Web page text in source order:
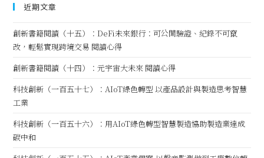
近期文章
創新書籍閱讀（十五）：DeFi未來銀行：可公開驗證、紀錄不可竄
改，輕鬆實現跨境交易 閱讀心得
創新書籍閱讀（十四）：元宇宙大未來 閱讀心得
科技創新（一百五十七）：AIoT綠色轉型 以產品設計與製造思考智慧
工業
科技創新（一百五十六）：用AIoT綠色轉型智慧製造協助製造業達成
碳中和